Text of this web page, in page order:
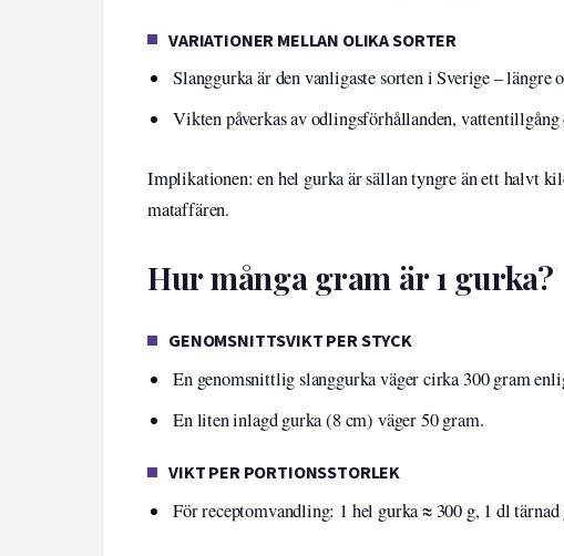
VARIATIONER MELLAN OLIKA SORTER
Slanggurka är den vanligaste sorten i Sverige – längre
Vikten påverkas av odlingsförhållanden,
Implikationen: en hel gurka är sällan tyngre än ett halvt
mataffären.
Hur många gram är 1 gurka?
GENOMSNITTSVIKT PER STYCK
En genomsnittlig slanggurka väger cirka 300 gram
En liten inlagd gurka (8 cm) väger 50 gram.
VIKT PER PORTIONSSTORLEK
För receptomvandling: 1 hel gurka ≈ 300 g, 1 dl tärnad